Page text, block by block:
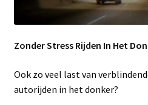
Zonder Stress Rijden In Het
Ook zo veel last van
autorijden in het donker?